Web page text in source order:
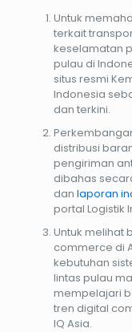
Untuk
terkait
keselamatan
pulau di
situs resmi
Indonesia
dan terkini.
distribusi
pengiriman
dibahas
dan laporan
portal Logistik
Untuk melihat
commerce di
kebutuhan
lintas pulau
mempelajari
tren digital
IQ Asia.